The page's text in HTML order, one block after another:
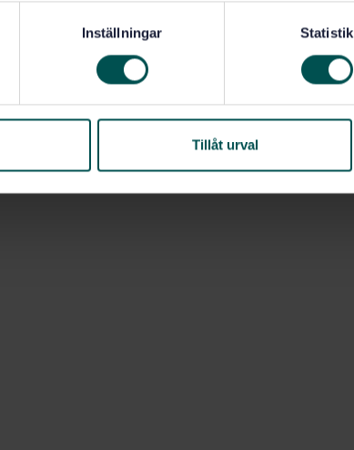
Inställningar Statistik
Tillåt urval